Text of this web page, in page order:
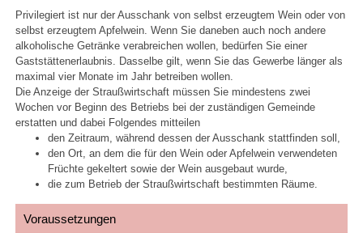
Privilegiert ist nur der Ausschank von selbst erzeugtem Wein oder von
selbst erzeugtem Apfelwein. Wenn Sie daneben auch noch andere
alkoholische Getränke verabreichen wollen, bedürfen Sie einer
Gaststättenerlaubnis. Dasselbe gilt, wenn Sie das Gewerbe länger als
maximal vier Monate im Jahr betreiben wollen.
Die Anzeige der Straußwirtschaft müssen Sie mindestens zwei
Wochen vor Beginn des Betriebs bei der zuständigen Gemeinde
erstatten und dabei Folgendes mitteilen
den Zeitraum, während dessen der Ausschank stattfinden soll,
den Ort, an dem die für den Wein oder Apfelwein verwendeten
Früchte gekeltert sowie der Wein ausgebaut wurde,
die zum Betrieb der Straußwirtschaft bestimmten Räume.
Voraussetzungen